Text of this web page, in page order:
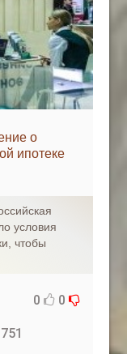
о
ипотеке
условия
чтобы
0 0
751